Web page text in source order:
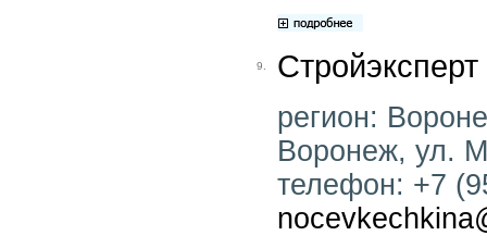
9.
регион:
Воронеж, ул.
телефон: +7